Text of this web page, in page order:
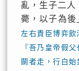
亂，生子二
薨，以子為後
左右貴臣博弈飲
『吾乃皇帝假
鬬者走，行白